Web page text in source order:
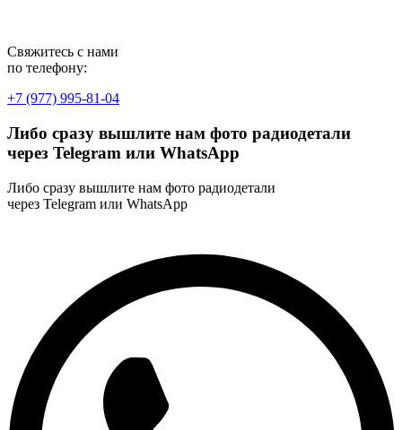
Свяжитесь с нами
по телефону:
+7 (977) 995-81-04
Либо сразу вышлите нам фото радиодетали
через Telegram или WhatsApp
Либо сразу вышлите нам фото радиодетали
через Telegram или WhatsApp